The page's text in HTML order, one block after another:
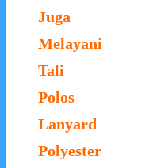
Juga
Melayani
Tali
Polos
Lanyard
Polyester